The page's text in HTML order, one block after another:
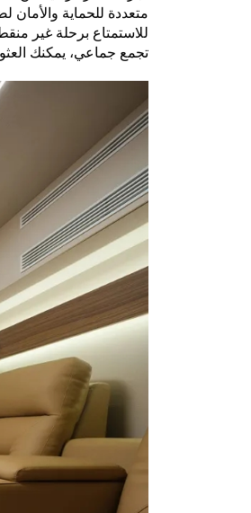
متعددة للحماية
للاستمتاع برحلة غير
تجمع جماعي، يمكنك